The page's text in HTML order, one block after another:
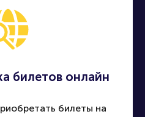
билетов онлайн
билеты на